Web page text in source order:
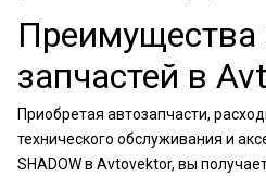
Преимущества
запчастей в
Приобретая автозапчасти,
технического обслуживания и
SHADOW в Avtovektor, вы